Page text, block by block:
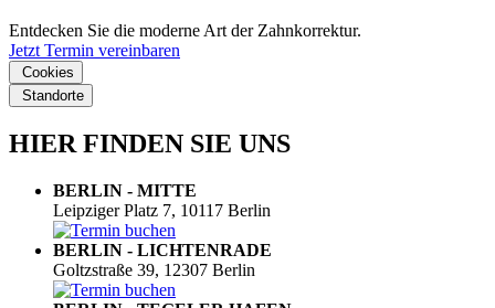
Entdecken Sie die moderne Art der Zahnkorrektur.
Jetzt Termin vereinbaren
Cookies
Standorte
HIER FINDEN SIE UNS
BERLIN - MITTE
Leipziger Platz 7, 10117 Berlin
BERLIN - LICHTENRADE
Goltzstraße 39, 12307 Berlin